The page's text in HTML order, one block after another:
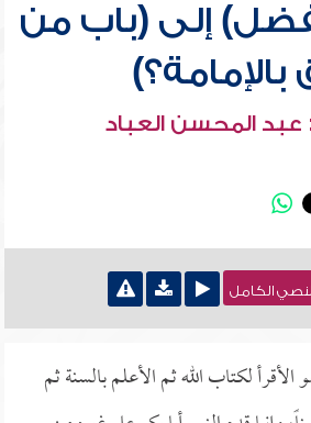
إلى (باب من
بالإمامة؟)
المحسن العباد
النصي الكامل
لكتاب الله ثم الأعلم بالسنة ثم